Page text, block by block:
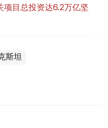
项目总投资达6.2万亿坚
斯坦